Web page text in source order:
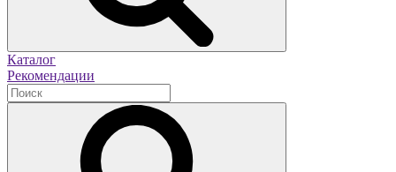
Каталог
Рекомендации